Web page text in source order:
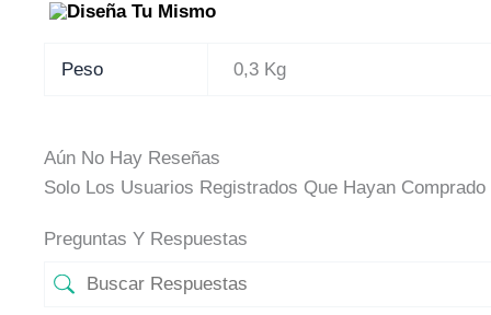
Peso 0,3 Kg
Aún No Hay Reseñas
Solo Los Usuarios Registrados Que Hayan
Preguntas Y Respuestas